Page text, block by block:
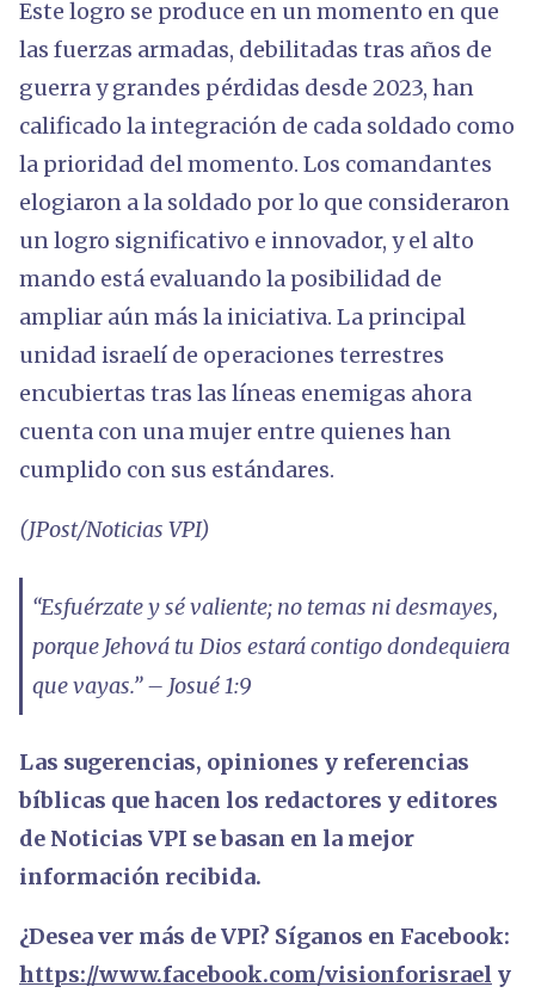
Este logro se produce en un momento en que
las fuerzas armadas, debilitadas tras años de
guerra y grandes pérdidas desde 2023, han
calificado la integración de cada soldado como
la prioridad del momento. Los comandantes
elogiaron a la soldado por lo que consideraron
un logro significativo e innovador, y el alto
mando está evaluando la posibilidad de
ampliar aún más la iniciativa. La principal
unidad israelí de operaciones terrestres
encubiertas tras las líneas enemigas ahora
cuenta con una mujer entre quienes han
cumplido con sus estándares.
(JPost/Noticias VPI)
“Esfuérzate y sé valiente; no temas ni desmayes,
porque Jehová tu Dios estará contigo dondequiera
que vayas.” – Josué 1:9
Las sugerencias, opiniones y referencias
bíblicas que hacen los redactores y editores
de Noticias VPI se basan en la mejor
información recibida.
¿Desea ver más de VPI? Síganos en Facebook:
https://www.facebook.com/visionforisrael y